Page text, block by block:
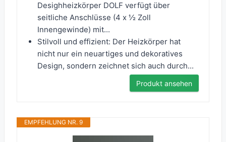
Desighheizkörper DOLF verfügt über
seitliche Anschlüsse (4 x ½ Zoll
Innengewinde) mit...
Stilvoll und effizient: Der Heizkörper hat
nicht nur ein neuartiges und dekoratives
Design, sondern zeichnet sich auch durch...
Produkt ansehen
EMPFEHLUNG NR. 9